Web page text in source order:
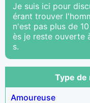
Je suis ici pour
érant trouver
n'est pas plus de
ès je reste ouverte
s.
Type
Amoureuse